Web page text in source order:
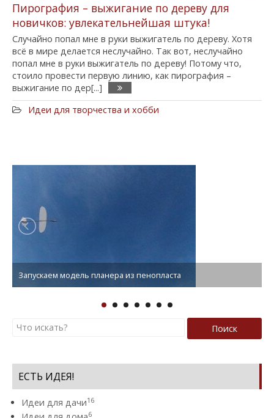
Пирография – выжигание по дереву для
новичков: увлекательнейшая штука!
Случайно попал мне в руки выжигатель по дереву. Хотя
всё в мире делается неслучайно. Так вот, неслучайно
попал мне в руки выжигатель по дереву! Потому что,
стоило провести первую линию, как пирография –
выжигание по дер[...]
Идеи для творчества и хобби
Запускаем модель планера из пенопласта
Поиск
ЕСТЬ ИДЕЯ!
Идеи для дачи16
6